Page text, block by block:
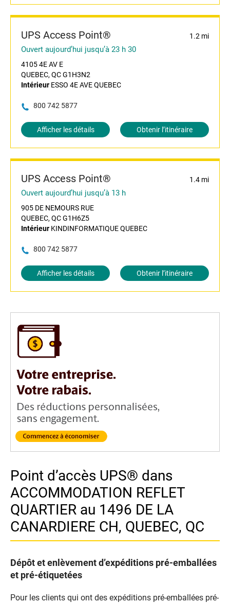
UPS Access Point® 1.2 mi
Ouvert aujourd’hui jusqu’à 23 h 30
4105 4E AV E
QUEBEC, QC G1H3N2
Intérieur ESSO 4E AVE QUEBEC
800 742 5877
Afficher les détails Obtenir l’itinéraire
UPS Access Point® 1.4 mi
Ouvert aujourd’hui jusqu’à 13 h
905 DE NEMOURS RUE
QUEBEC, QC G1H6Z5
Intérieur KINDINFORMATIQUE QUEBEC
800 742 5877
Afficher les détails Obtenir l’itinéraire
Point d’accès UPS® dans
ACCOMMODATION REFLET
QUARTIER au 1496 DE LA
CANARDIERE CH, QUEBEC, QC
Dépôt et enlèvement d’expéditions pré-emballées
et pré-étiquetées
Pour les clients qui ont des expéditions pré-emballées pré-